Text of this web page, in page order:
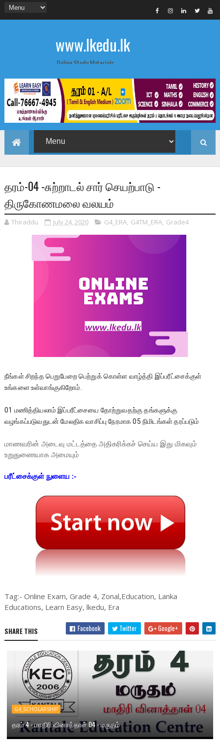
www.lkedu.lk
Online Study Materials
தரம்-04 -சுற்றாடல் சார் செயற்பாடு -
திருகோணமலை வலயம்
Thiraddu July 24, 2020 G4_ERA, G4TM_ERA, Grade4
நீங்கள் சிறந்த பெறுபேறை பெற்றுக் கொள்ள வாழ்த்தி இப்பரீட்சைக்குள்
உங்களை உள்வாங்குகிறோம்.
01 மணித்தியலாம் இப்பரீட்சையை தோற்றுவதற்கு தங்களுக்கு
வழங்கப்படுவதுடன் மேலதிக வாசிப்பு நேரமாக 05 நிமிடங்கள் தரப்படும்
மாணவரின் அடைவு மட்டத்தை அதிகரிக்கச் செய்ய இது மிகவும்
உறுதுணையாக அமையும்
பரீட்சைக்குள் நுளைய :-
Tag:- Online Exam, Grade 4, Zonal,Education, Lanka
Educations, Learn Easy, lkedu, Era
SHARE THIS Facebook Twitter Google+
G4_SCHOLARSHIP
தரம் 4 - மாதிரி வினாத்தாள் 04 - மருதம்